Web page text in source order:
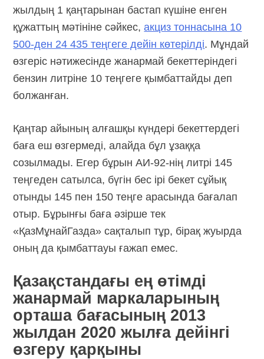
жылдың 1 қаңтарынан бастап күшіне енген
құжаттың мәтініне сәйкес,акциз тоннасына 10
500-ден 24 435 теңгеге дейін көтерілді. Мұндай
өзгеріс нәтижесінде жанармай бекеттеріндегі
бензин литріне 10 теңгеге қымбаттайды деп
болжанған.
Қаңтар айының алғашқы күндері бекеттердегі
баға еш өзгермеді, алайда бұл ұзаққа
созылмады. Егер бұрын АИ-92-нің литрі 145
теңгеден сатылса, бүгін бес ірі бекет сұйық
отынды 145 пен 150 теңге арасында бағалап
отыр. Бұрынғы баға әзірше тек
«ҚазМұнайГазда» сақталып тұр, бірақ жуырда
оның да қымбаттауы ғажап емес.
Қазақстандағы ең өтімді
жанармай маркаларының
орташа бағасының 2013
жылдан 2020 жылға дейінгі
өзгеру қарқыны